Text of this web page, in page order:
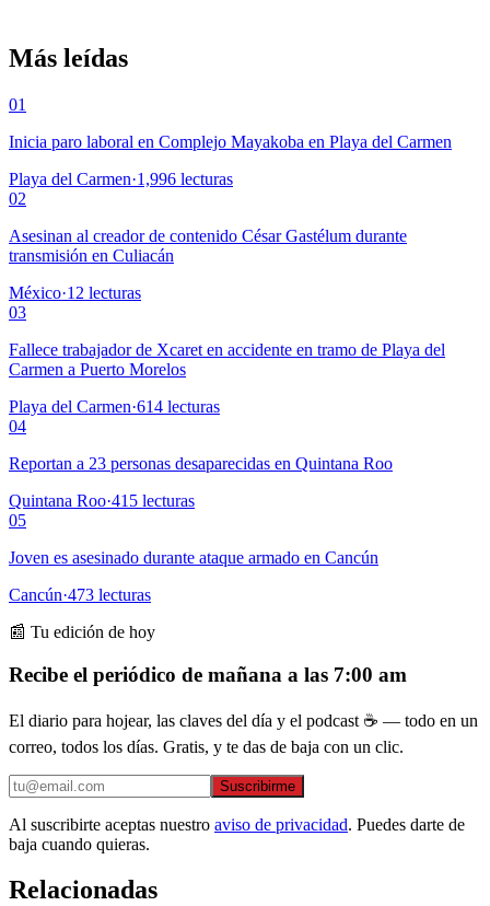
Más leídas
01
Inicia paro laboral en Complejo Mayakoba en Playa del Carmen
Playa del Carmen·1,996 lecturas
02
Asesinan al creador de contenido César Gastélum durante
transmisión en Culiacán
México·12 lecturas
03
Fallece trabajador de Xcaret en accidente en tramo de Playa del
Carmen a Puerto Morelos
Playa del Carmen·614 lecturas
04
Reportan a 23 personas desaparecidas en Quintana Roo
Quintana Roo·415 lecturas
05
Joven es asesinado durante ataque armado en Cancún
Cancún·473 lecturas
📰 Tu edición de hoy
Recibe el periódico de mañana a las 7:00 am
El diario para hojear, las claves del día y el podcast ☕ — todo en un
correo, todos los días. Gratis, y te das de baja con un clic.
Suscribirme
Al suscribirte aceptas nuestro aviso de privacidad. Puedes darte de
baja cuando quieras.
Relacionadas